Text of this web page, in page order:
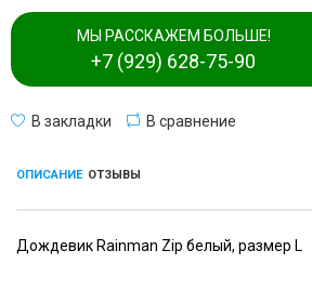
МЫ РАССКАЖЕМ БОЛЬШЕ!
+7 (929) 628-75-90
В закладки В сравнение
ОПИСАНИЕ ОТЗЫВЫ
Дождевик Rainman Zip белый, размер L